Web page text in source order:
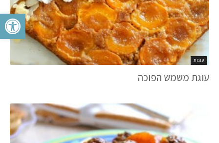
פתח
עוגות
עוגת משמש הפוכה